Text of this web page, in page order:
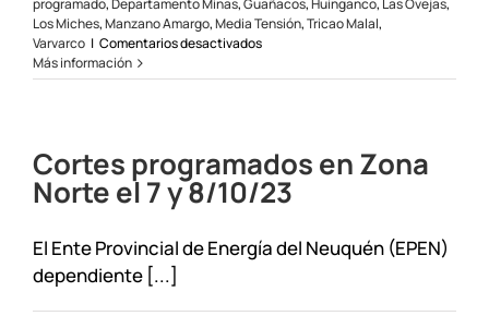
programado, Departamento Minas,Guañacos, Huinganco, Las Ovejas,
Los Miches,Manzano Amargo,Media Tensión,Tricao Malal,
Varvarco | Comentarios desactivadosen
de
departamento
Minas
Más información
Cortes programados en Zona
Norte el 7 y 8/10/23
El Ente Provincial de Energía del Neuquén (EPEN)
dependiente [...]